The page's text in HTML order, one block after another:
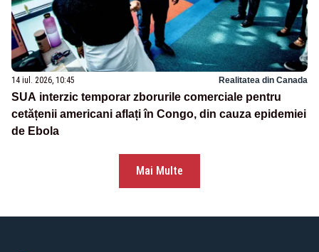
14 iul. 2026, 10:45 Realitatea din Canada
SUA interzic temporar zborurile comerciale pentru
cetățenii americani aflați în Congo, din cauza epidemiei
de Ebola
Mai Multe